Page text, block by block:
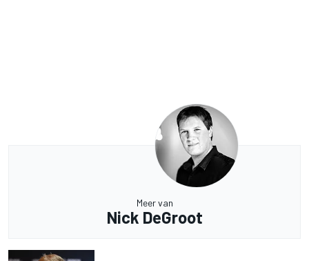
Meer van
Nick DeGroot